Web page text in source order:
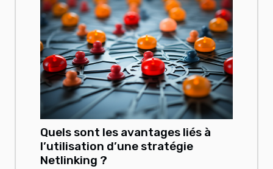
Quels sont les avantages liés à
l’utilisation d’une stratégie
Netlinking ?